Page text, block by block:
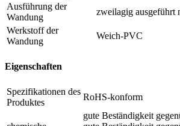
Ausführung der
Wandung
zweilagig ausgeführt
Werkstoff der
Wandung
Weich-PVC
Eigenschaften
Spezifikationen des
Produktes
RoHS-konform
gute Beständigkeit